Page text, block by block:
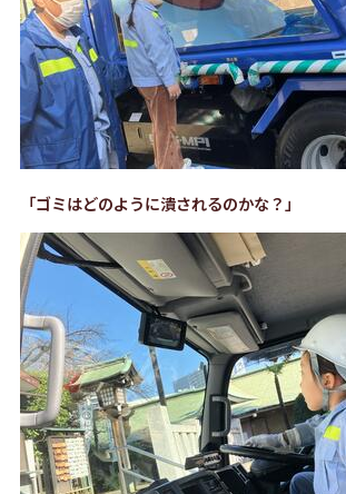
「ゴミはどのように潰されるのかな？」